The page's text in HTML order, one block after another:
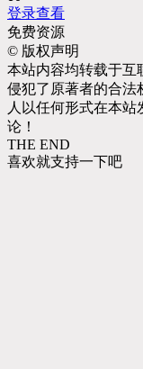
登录查看
免费资源
© 版权声明
本站内容均转载于互
侵犯了原著者的合法
人以任何形式在本
论！
THE END
喜欢就支持一下吧